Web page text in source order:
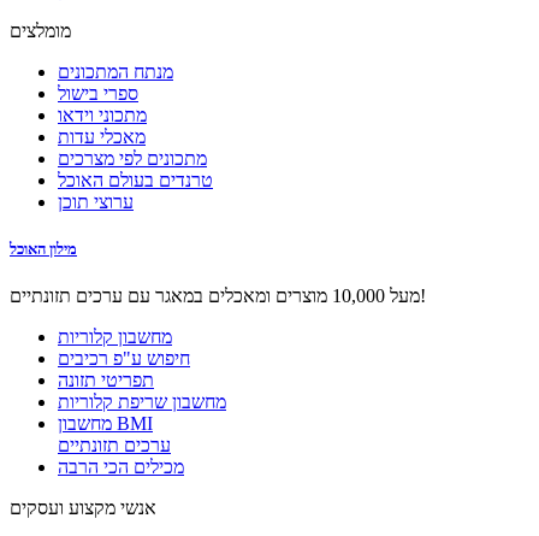
מומלצים
מנתח המתכונים
ספרי בישול
מתכוני וידאו
מאכלי עדות
מתכונים לפי מצרכים
טרנדים בעולם האוכל
ערוצי תוכן
מילון האוכל
מעל 10,000 מוצרים ומאכלים במאגר עם ערכים תזונתיים!
מחשבון קלוריות
חיפוש ע"פ רכיבים
תפריטי תזונה
מחשבון שריפת קלוריות
מחשבון BMI
ערכים תזונתיים
מכילים הכי הרבה
אנשי מקצוע ועסקים